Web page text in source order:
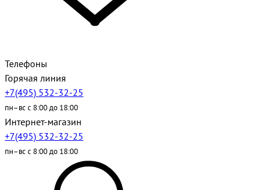
Телефоны
Горячая линия
+7(495) 532-32-25
пн–вс с 8:00 до 18:00
Интернет-магазин
+7(495) 532-32-25
пн–вс с 8:00 до 18:00